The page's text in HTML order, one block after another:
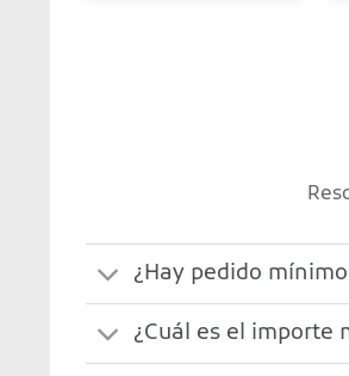
¿Hay pedido
¿Cuál es el importe